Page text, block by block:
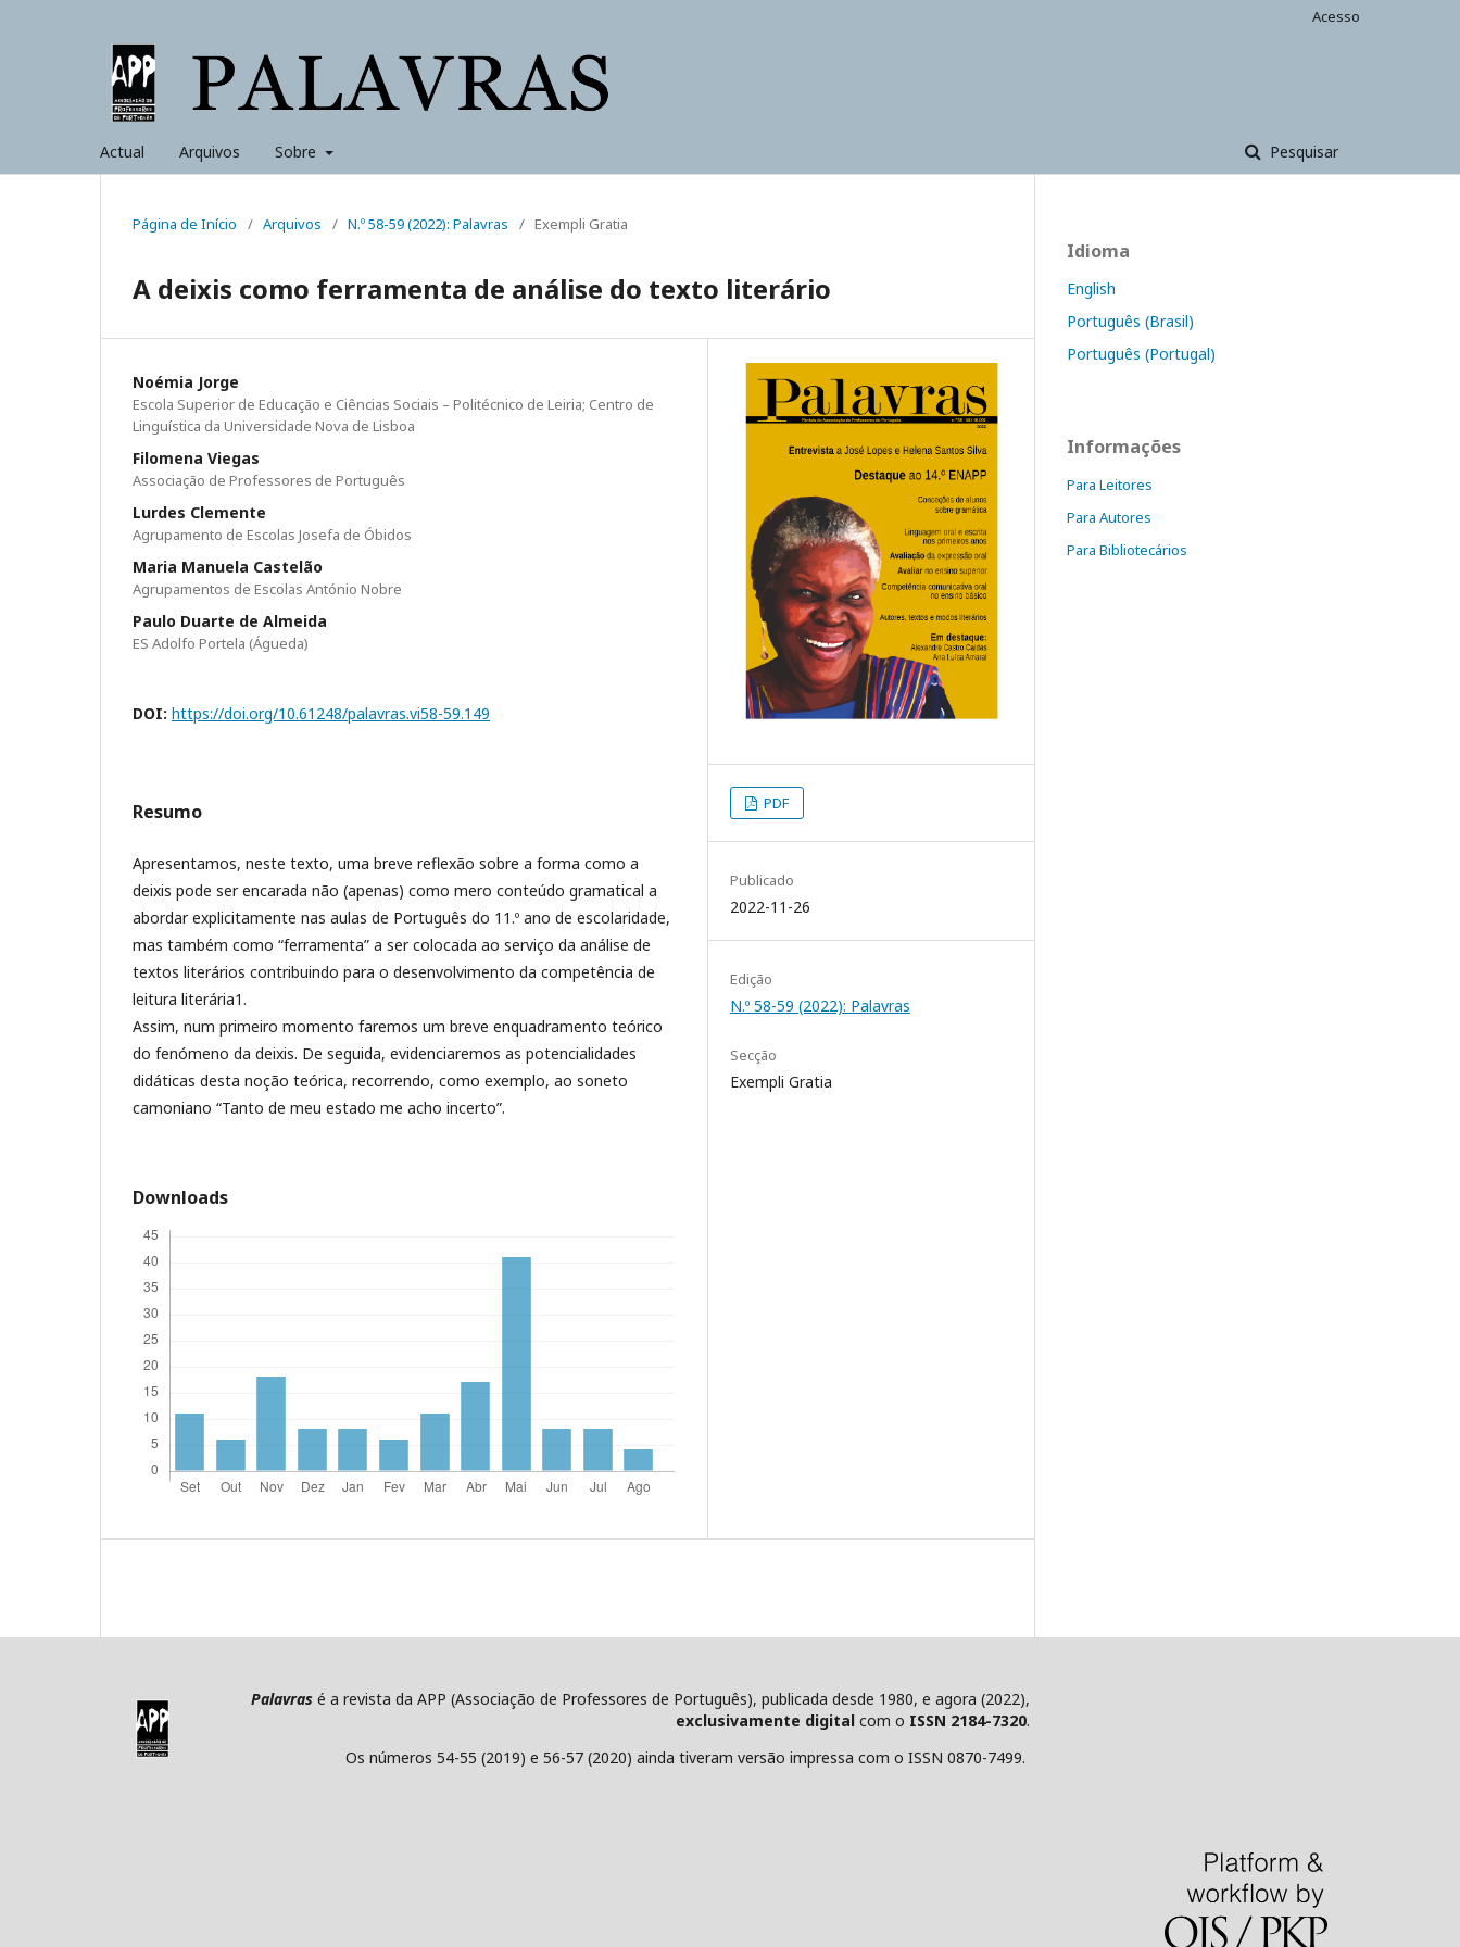
Actual Arquivos Sobre Pesquisar
Acesso
Página de Início / Arquivos / N.º 58-59 (2022): Palavras / Exempli Gratia
A deixis como ferramenta de análise do texto literário
Noémia Jorge
Escola Superior de Educação e Ciências Sociais – Politécnico de Leiria; Centro de
Linguística da Universidade Nova de Lisboa
Filomena Viegas
Associação de Professores de Português
Lurdes Clemente
Agrupamento de Escolas Josefa de Óbidos
Maria Manuela Castelão
Agrupamentos de Escolas António Nobre
Paulo Duarte de Almeida
ES Adolfo Portela (Águeda)
DOI: https://doi.org/10.61248/palavras.vi58-59.149
Resumo
Apresentamos, neste texto, uma breve reflexão sobre a forma como a
deixis pode ser encarada não (apenas) como mero conteúdo gramatical a
abordar explicitamente nas aulas de Português do 11.º ano de escolaridade,
mas também como “ferramenta” a ser colocada ao serviço da análise de
textos literários contribuindo para o desenvolvimento da competência de
leitura literária1.
Assim, num primeiro momento faremos um breve enquadramento teórico
do fenómeno da deixis. De seguida, evidenciaremos as potencialidades
didáticas desta noção teórica, recorrendo, como exemplo, ao soneto
camoniano “Tanto de meu estado me acho incerto”.
Downloads
PDF
Publicado
2022-11-26
Edição
N.º 58-59 (2022): Palavras
Secção
Exempli Gratia
Idioma
English
Português (Brasil)
Português (Portugal)
Informações
Para Leitores
Para Autores
Para Bibliotecários
Palavras é a revista da APP (Associação de Professores de Português), publicada desde 1980, e agora (2022),
exclusivamente digital com o ISSN 2184-7320.
Os números 54-55 (2019) e 56-57 (2020) ainda tiveram versão impressa com o ISSN 0870-7499.